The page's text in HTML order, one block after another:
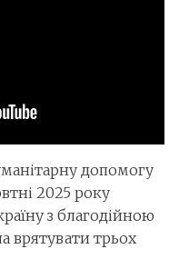
допомогу
2025 року
з благодійною
врятувати трьох